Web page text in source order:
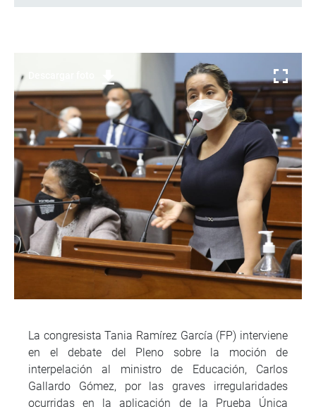
La congresista Tania Ramírez García (FP) interviene
en el debate del Pleno sobre la moción de
interpelación al ministro de Educación, Carlos
Gallardo Gómez, por las graves irregularidades
ocurridas en la aplicación de la Prueba Única